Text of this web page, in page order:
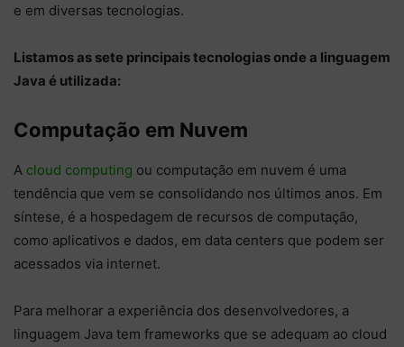
e em diversas tecnologias.
Listamos as sete principais tecnologias onde a linguagem
Java é utilizada:
Computação em Nuvem
A cloud computing ou computação em nuvem é uma
tendência que vem se consolidando nos últimos anos. Em
síntese, é a hospedagem de recursos de computação,
como aplicativos e dados, em data centers que podem ser
acessados via internet.
Para melhorar a experiência dos desenvolvedores, a
linguagem Java tem frameworks que se adequam ao cloud